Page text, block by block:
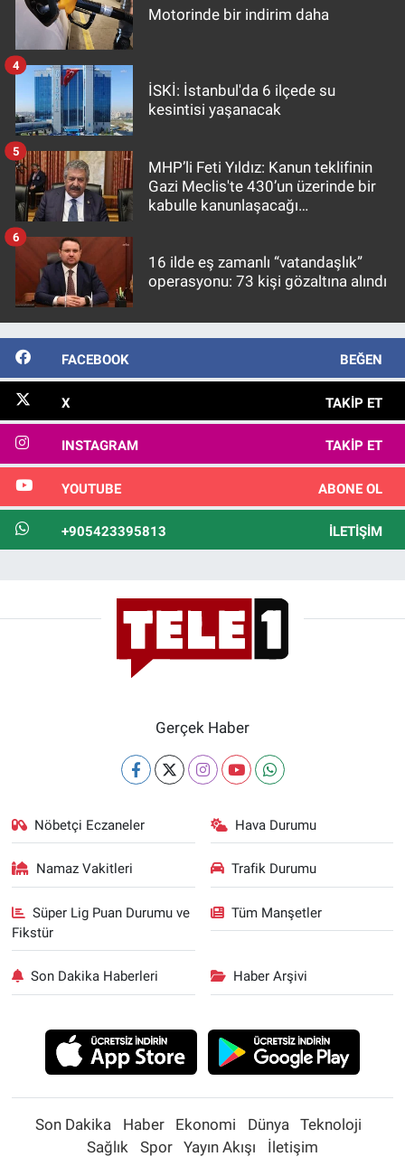
Motorinde bir indirim daha
İSKİ: İstanbul'da 6 ilçede su
kesintisi yaşanacak
4
MHP’li Feti Yıldız: Kanun teklifinin
Gazi Meclis'te 430’un üzerinde bir
kabulle kanunlaşacağı
5
16 ilde eş zamanlı “vatandaşlık”
operasyonu: 73 kişi gözaltına alındı
6
FACEBOOK BEĞEN
X TAKIP ET
INSTAGRAM TAKIP ET
YOUTUBE ABONE OL
+905423395813 İLETIŞIM
Gerçek Haber
Nöbetçi Eczaneler Hava Durumu
Namaz Vakitleri Trafik Durumu
Süper Lig Puan Durumu ve
Fikstür
Tüm Manşetler
Son Dakika Haberleri Haber Arşivi
Son Dakika Haber Ekonomi Dünya
Teknoloji
Sağlık
Spor Yayın Akışı İletişim